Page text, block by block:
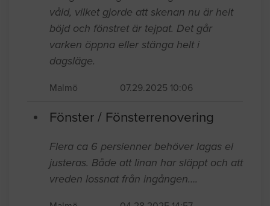
eftersom den gick sönder när fönstret
var helt öppet och det inte gick att
stänga. Vi tvingades stänga det med
våld, vilket gjorde att skenan nu är helt
varken öppna eller stänga helt i
dagsläge.
Fönster / Fönsterrenovering